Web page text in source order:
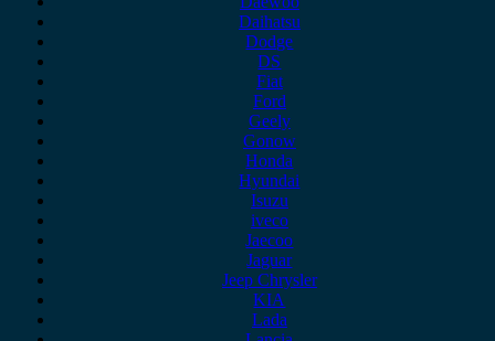
Daihatsu
Dodge
DS
Fiat
Ford
Geely
Gonow
Honda
Hyundai
Isuzu
iveco
Jaecoo
Jaguar
Jeep Chrysler
KIA
Lada